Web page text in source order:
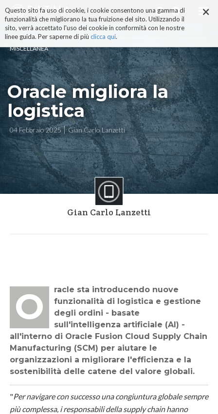
×
Questo sito fa uso di cookie, i cookie consentono una gamma di
funzionalità che migliorano la tua fruizione del sito. Utilizzando il
sito, verrà accettato l'uso dei cookie in conformità con le nostre
linee guida. Per saperne di più clicca qui.
ai
contenuti.
|
alla
navigazione
MISCELLANEA
Oracle migliora la
logistica
04 Febbraio 2025 Gian Carlo Lanzetti
Gian Carlo Lanzetti
Oracle sta introducendo nuove
funzionalità di logistica e gestione
degli ordini - basate
sull'intelligenza artificiale (AI) -
all'interno di Oracle Fusion Cloud Supply Chain
Manufacturing (SCM) per aiutare le
organizzazioni a migliorare l'efficienza e la
sostenibilità delle catene del valore globali.
"Per navigare con successo una congiuntura globale sempre
più complessa, i responsabili della supply chain hanno